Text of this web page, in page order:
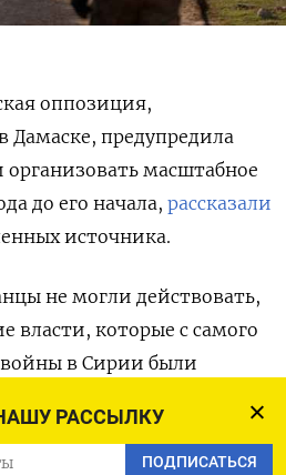
РАССЫЛКУ
ПОДПИСАТЬСЯ
оппозиция,
Дамаске, предупредила
масштабное
до его начала, рассказали
источника.
не могли действовать,
власти, которые с самого
в Сирии были
от Анкары молчаливое
первой целью которой